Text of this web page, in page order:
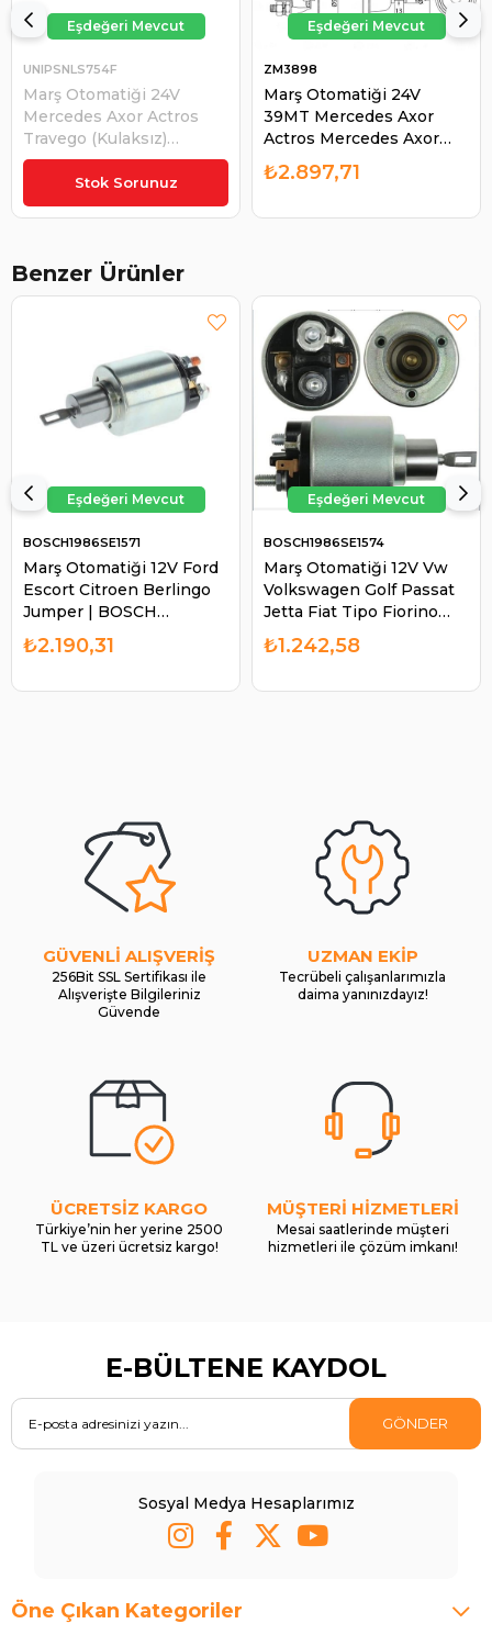
Stok Sorunuz
Marş Otomatiği 24V
Mercedes Axor Actros
Travego (Kulaksız)
SNLS754F M373X16671
M9T88371 M9T84771
WUTSE-83104 SNLS771A
UNIPSNLS754F
₺4.383,31
Marş Otomatiği 24V
39MT Mercedes Axor
Actros Mercedes Axor
Actros Mercedes Benz
Axor 1840 (M9T20171) |
ZM3898
₺2.897,71
Benzer Ürünler
Marş Otomatiği 12V Ford
Escort Citroen Berlingo
Jumper | BOSCH
1986SE1571
BOSCH1986SE1571
₺2.190,31
Marş Otomatiği 12V Vw
Volkswagen Golf Passat
Jetta Fiat Tipo Fiorino
Tempra Alfa Romeo Audi
100 200 Tek Fişli |
BOSCH1986SE1574
₺1.242,58
GÜVENLİ ALIŞVERİŞ
256Bit SSL Sertifikası ile
Alışverişte Bilgileriniz
Güvende
UZMAN EKİP
Tecrübeli çalışanlarımızla
daima yanınızdayız!
ÜCRETSİZ KARGO
Türkiye’nin her yerine 2500
TL ve üzeri ücretsiz kargo!
MÜŞTERİ HİZMETLERİ
Mesai saatlerinde müşteri
hizmetleri ile çözüm imkanı!
E-BÜLTENE KAYDOL
GÖNDER
Sosyal Medya Hesaplarımız
Öne Çıkan Kategoriler